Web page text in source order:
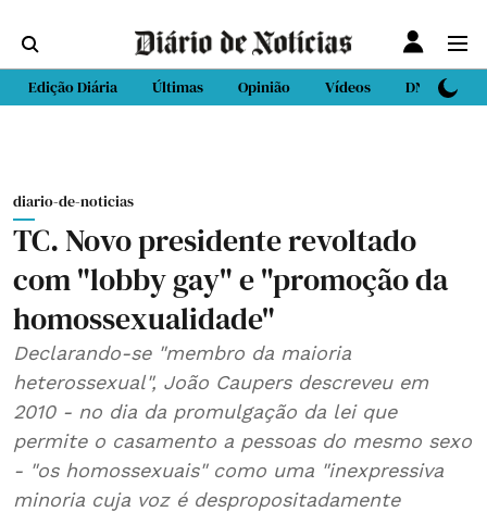
Edição Diária Últimas Opinião Vídeos DN Sport
diario-de-noticias
TC. Novo presidente revoltado
com "lobby gay" e "promoção da
homossexualidade"
Declarando-se "membro da maioria
heterossexual", João Caupers descreveu em
2010 - no dia da promulgação da lei que
permite o casamento a pessoas do mesmo sexo
- "os homossexuais" como uma "inexpressiva
minoria cuja voz é despropositadamente